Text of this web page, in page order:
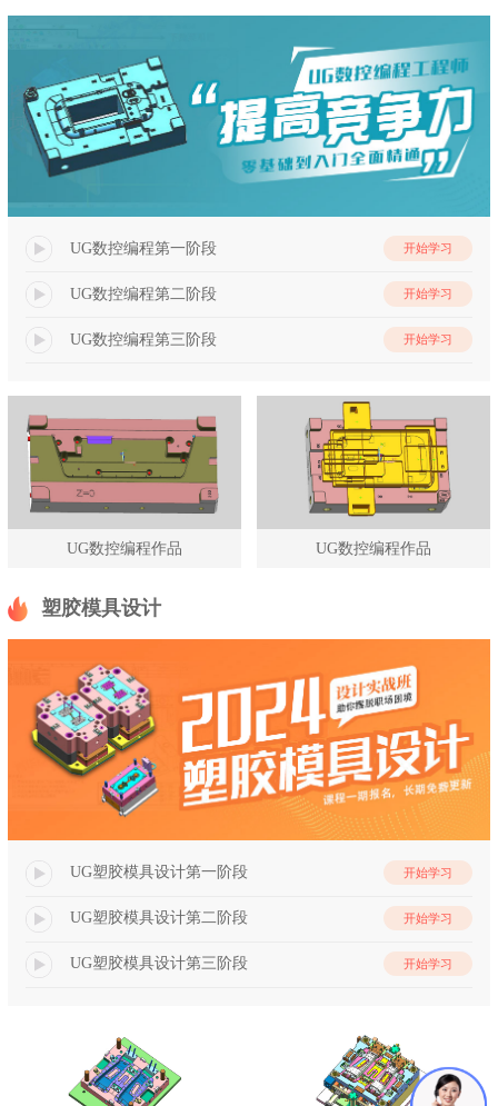
UG数控编程第一阶段 开始学习
UG数控编程第二阶段 开始学习
UG数控编程第三阶段 开始学习
UG数控编程作品 UG数控编程作品
塑胶模具设计
UG塑胶模具设计第一阶段 开始学习
UG塑胶模具设计第二阶段 开始学习
UG塑胶模具设计第三阶段 开始学习